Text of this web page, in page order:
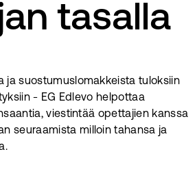
tasalla
ja suostumuslomakkeista tuloksiin
- EG Edlevo helpottaa
viestintää opettajien kanssa
seuraamista milloin tahansa ja